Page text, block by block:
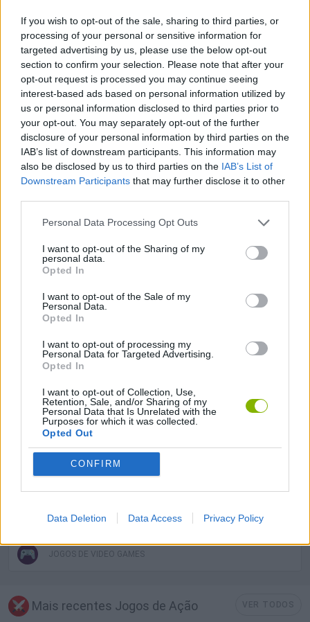
If you wish to opt-out of the sale, sharing to third parties, or
processing of your personal or sensitive information for
targeted advertising by us, please use the below opt-out
section to confirm your selection. Please note that after your
opt-out request is processed you may continue seeing
interest-based ads based on personal information utilized by
us or personal information disclosed to third parties prior to
your opt-out. You may separately opt-out of the further
disclosure of your personal information by third parties on the
IAB’s list of downstream participants. This information may
also be disclosed by us to third parties on the IAB’s List of
Downstream Participants that may further disclose it to other
Personal Data Processing Opt Outs
I want to opt-out of the Sharing of my
personal data.
Opted In
I want to opt-out of the Sale of my
Personal Data.
Opted In
I want to opt-out of processing my
Personal Data for Targeted Advertising.
Opted In
I want to opt-out of Collection, Use,
Retention, Sale, and/or Sharing of my
Personal Data that Is Unrelated with the
Purposes for which it was collected.
Opted Out
CONFIRM
Data Deletion Data Access Privacy Policy
JOGOS DE AÇÃO
JOGOS DE HABILIDADE
JOGOS DE TIROS E DISPAROS
COLEÇÕES DE JOGOS
JOGOS FPS
JOGOS DE FUGA
JOGOS DE HALLOWEEN
JOGOS DE PIQUE PEGA
JOGOS DE TEMPORADA
JOGOS DE TERROR
JOGOS DE VIDEO GAMES
Mais recentes Jogos de Ação